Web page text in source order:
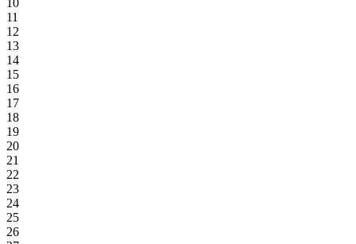
11
12
13
14
15
16
17
18
19
20
21
22
23
24
25
26